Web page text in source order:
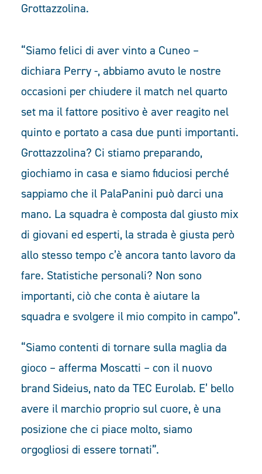
Grottazzolina.
“Siamo felici di aver vinto a Cuneo –
dichiara Perry -, abbiamo avuto le nostre
occasioni per chiudere il match nel quarto
set ma il fattore positivo è aver reagito nel
quinto e portato a casa due punti importanti.
Grottazzolina? Ci stiamo preparando,
giochiamo in casa e siamo fiduciosi perché
sappiamo che il PalaPanini può darci una
mano. La squadra è composta dal giusto mix
di giovani ed esperti, la strada è giusta però
allo stesso tempo c’è ancora tanto lavoro da
fare. Statistiche personali? Non sono
importanti, ciò che conta è aiutare la
squadra e svolgere il mio compito in campo”.
“Siamo contenti di tornare sulla maglia da
gioco – afferma Moscatti – con il nuovo
brand Sideius, nato da TEC Eurolab. E’ bello
avere il marchio proprio sul cuore, è una
posizione che ci piace molto, siamo
orgogliosi di essere tornati”.